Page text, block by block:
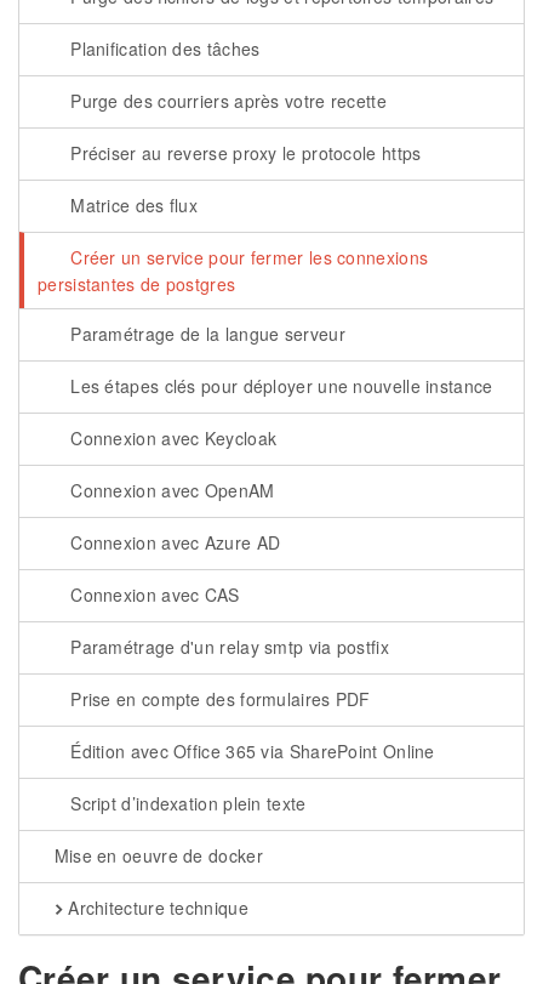
Planification des tâches
Purge des courriers après votre recette
Préciser au reverse proxy le protocole https
Matrice des flux
Créer un service pour fermer les connexions
persistantes de postgres
Paramétrage de la langue serveur
Les étapes clés pour déployer une nouvelle instance
Connexion avec Keycloak
Connexion avec OpenAM
Connexion avec Azure AD
Connexion avec CAS
Paramétrage d'un relay smtp via postfix
Prise en compte des formulaires PDF
Édition avec Office 365 via SharePoint Online
Script d’indexation plein texte
Mise en oeuvre de docker
Architecture technique